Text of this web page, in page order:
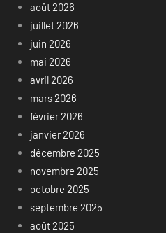
août 2026
juillet 2026
juin 2026
mai 2026
avril 2026
mars 2026
février 2026
janvier 2026
décembre 2025
novembre 2025
octobre 2025
septembre 2025
août 2025